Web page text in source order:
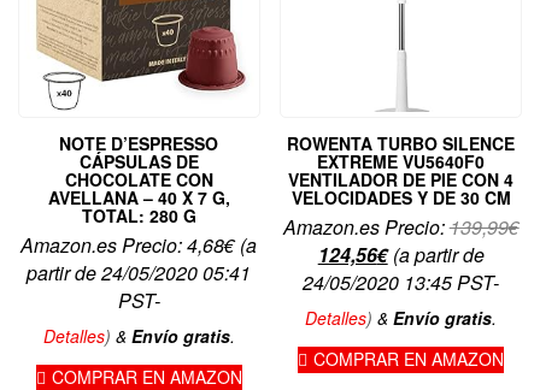
NOTE D’ESPRESSO
CÁPSULAS DE
CHOCOLATE CON
AVELLANA – 40 X 7 G,
TOTAL: 280 G
Amazon.es Precio:4,68€(a
partir de 24/05/2020 05:41
PST-
Detalles) & Envío gratis.
COMPRAR EN AMAZON
ROWENTA TURBO SILENCE
EXTREME VU5640F0
VENTILADOR DE PIE CON 4
VELOCIDADES Y DE 30 CM
Amazon.es Precio:139,99€El
124,56€El
precio
actual
124,56€.
(a partir de
24/05/2020 13:45 PST-
Detalles)&Envío gratis.
COMPRAR EN AMAZON